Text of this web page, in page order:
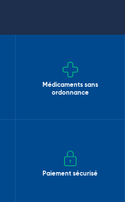
Médicaments sans
ordonnance
Paiement sécurisé